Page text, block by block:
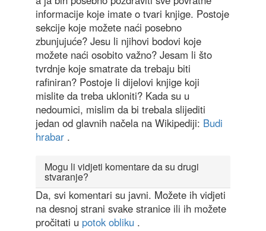
informacije koje imate o tvari knjige. Postoje
sekcije koje možete naći posebno
zbunjujuće? Jesu li njihovi bodovi koje
možete naći osobito važno? Jesam li što
tvrdnje koje smatrate da trebaju biti
rafiniran? Postoje li dijelovi knjige koji
mislite da treba ukloniti? Kada su u
nedoumici, mislim da bi trebala slijediti
jedan od glavnih načela na Wikipediji: Budi
hrabar .
Mogu li vidjeti komentare da su drugi
stvaranje?
Da, svi komentari su javni. Možete ih vidjeti
na desnoj strani svake stranice ili ih možete
pročitati u potok obliku .